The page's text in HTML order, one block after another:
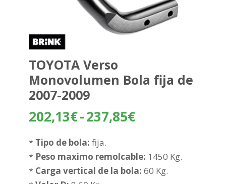
TOYOTA Verso
Monovolumen Bola fija de
2007-2009
202,13€-237,85€Rango
desde
202,13€
* Tipo de bola: fija.
* Peso maximo remolcable: 1450 Kg.
* Carga vertical de la bola: 60 Kg.